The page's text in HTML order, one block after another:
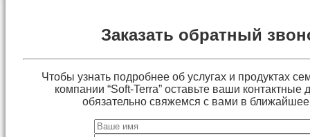
Заказать обратный
Чтобы узнать подробнее об услугах и продуктах
компании “Soft-Terra” оставьте ваши
обязательно свяжемся с вами в